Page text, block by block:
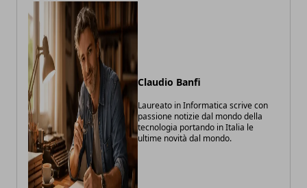
Claudio Banfi
Laureato in Informatica scrive con
passione notizie dal mondo della
tecnologia portando in Italia le
ultime novità dal mondo.